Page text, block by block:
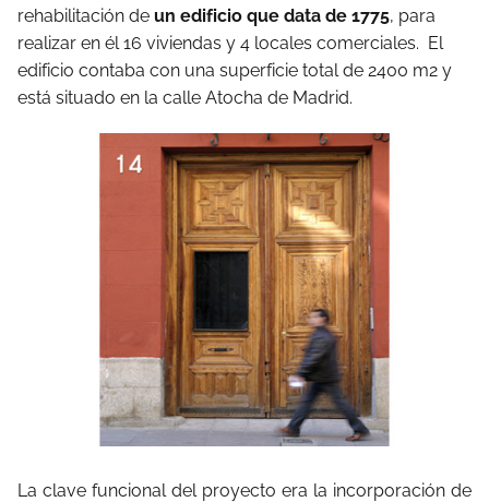
rehabilitación de un edificio que data de 1775, para
realizar en él 16 viviendas y 4 locales comerciales. El
edificio contaba con una superficie total de 2400 m2 y
está situado en la calle Atocha de Madrid.
La clave funcional del proyecto era la incorporación de